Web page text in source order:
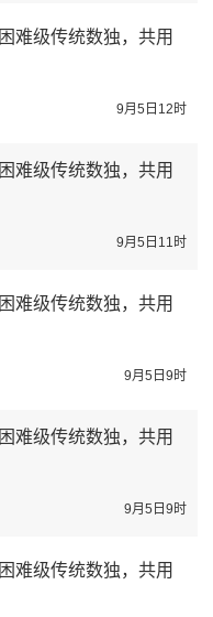
困难级传统数独，共用
9月5日12时
困难级传统数独，共用
9月5日11时
困难级传统数独，共用
9月5日9时
困难级传统数独，共用
9月5日9时
困难级传统数独，共用